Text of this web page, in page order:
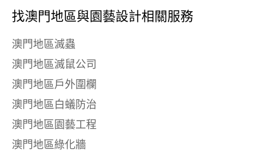
找澳門地區與 園藝設計相關服務
澳門地區滅蟲
澳門地區滅鼠公司
澳門地區戶外圍欄
澳門地區白蟻防治
澳門地區園藝工程
澳門地區綠化牆